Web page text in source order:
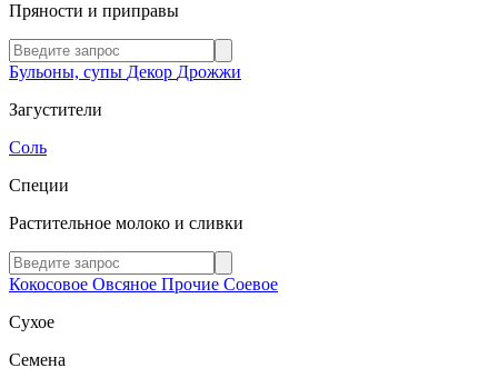
Пряности и приправы
Бульоны, супы Декор Дрожжи
Загустители
Соль
Специи
Растительное молоко и сливки
Кокосовое Овсяное Прочие Соевое
Сухое
Семена